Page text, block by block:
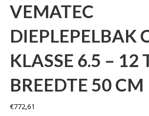
VEMATEC
DIEPLEPELBAK
KLASSE 6.5 – 12
BREEDTE 50 CM
€772,61